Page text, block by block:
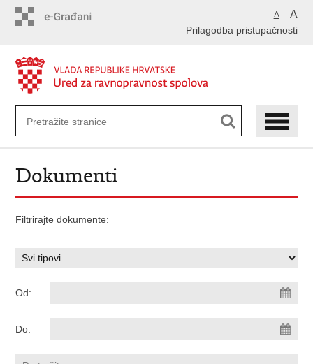
A A
Prilagodba pristupačnosti
Dokumenti
Filtrirajte dokumente:
Od:
Do: